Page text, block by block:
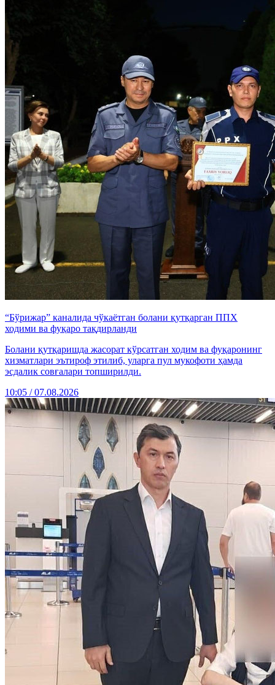
“Бўрижар” каналида чўкаётган болани қутқарган ППХ
ходими ва фуқаро тақдирланди
Болани қутқаришда жасорат кўрсатган ходим ва фуқаронинг
хизматлари эътироф этилиб, уларга пул мукофоти ҳамда
эсдалик совғалари топширилди.
10:05 / 07.08.2026